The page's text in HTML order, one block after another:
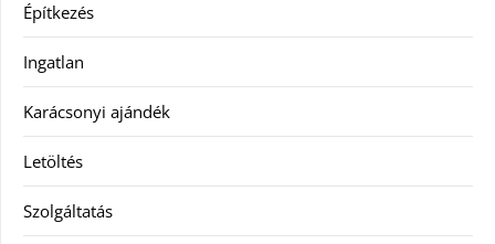
Építkezés
Ingatlan
Karácsonyi ajándék
Letöltés
Szolgáltatás